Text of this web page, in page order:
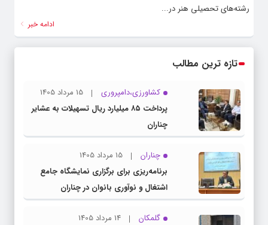
رشته‌های تحصیلی هنر در...
ادامه خبر
تازه ترین مطالب
کشاورزی،دامپروری
15 مرداد 1405
پرداخت ۸۵ میلیارد ریال تسهیلات به عشایر
چناران
چناران
15 مرداد 1405
برنامه‌ریزی برای برگزاری نمایشگاه جامع
اشتغال و نوآوری بانوان در چناران
گلمکان
14 مرداد 1405